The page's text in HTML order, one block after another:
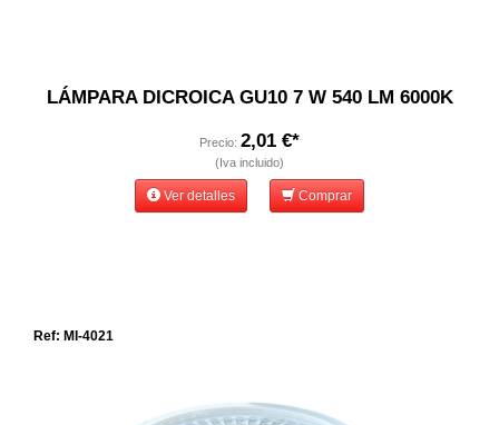
LÁMPARA DICROICA GU10 7 W 540 LM 6000K
Precio: 2,01 €*
(Iva incluido)
Ver detalles Comprar
Ref: MI-4021